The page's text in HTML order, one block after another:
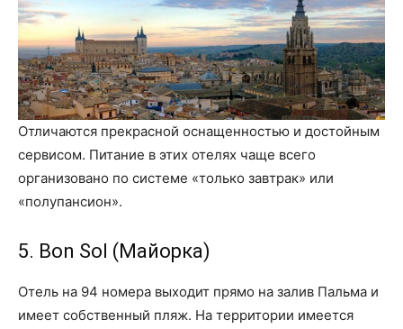
Отличаются прекрасной оснащенностью и достойным
сервисом. Питание в этих отелях чаще всего
организовано по системе «только завтрак» или
«полупансион».
5. Bon Sol (Майорка)
Отель на 94 номера выходит прямо на залив Пальма и
имеет собственный пляж. На территории имеется